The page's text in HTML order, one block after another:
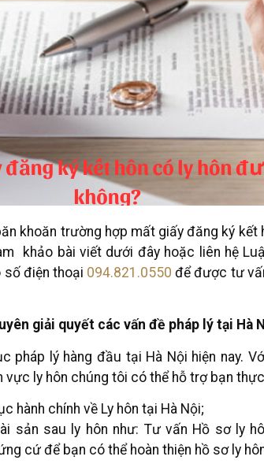
khoăn trường hợp mất giấy đăng ký kết
khảo bài viết dưới đây hoặc liên hệ
số điện thoại 094.821.0550 để được tư
giải quyết các vấn đề pháp lý tại Hà
pháp lý hàng đầu tại Hà Nội hiện nay.
vực ly hôn chúng tôi có thể hỗ trợ bạn
hành chính về Ly hôn tại Hà Nội;
sản sau ly hôn như: Tư vấn Hồ sơ ly
cứ để bạn có thể hoàn thiện hồ sơ ly